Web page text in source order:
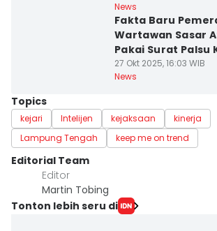
News
Fakta Baru
Wartawan Sasar
Pakai Surat Palsu
27 Okt 2025, 16:03 WIB
News
Topics
kejari Intelijen kejaksaan
kinerja
Lampung Tengah
keep me on trend
Editorial Team
Editor
Martin Tobing
Tonton lebih seru di